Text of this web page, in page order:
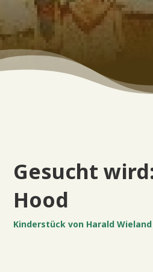
Gesucht
Hood
Kinderstück von Harald Wieland